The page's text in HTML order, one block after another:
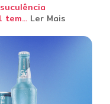
tem... Ler Mais